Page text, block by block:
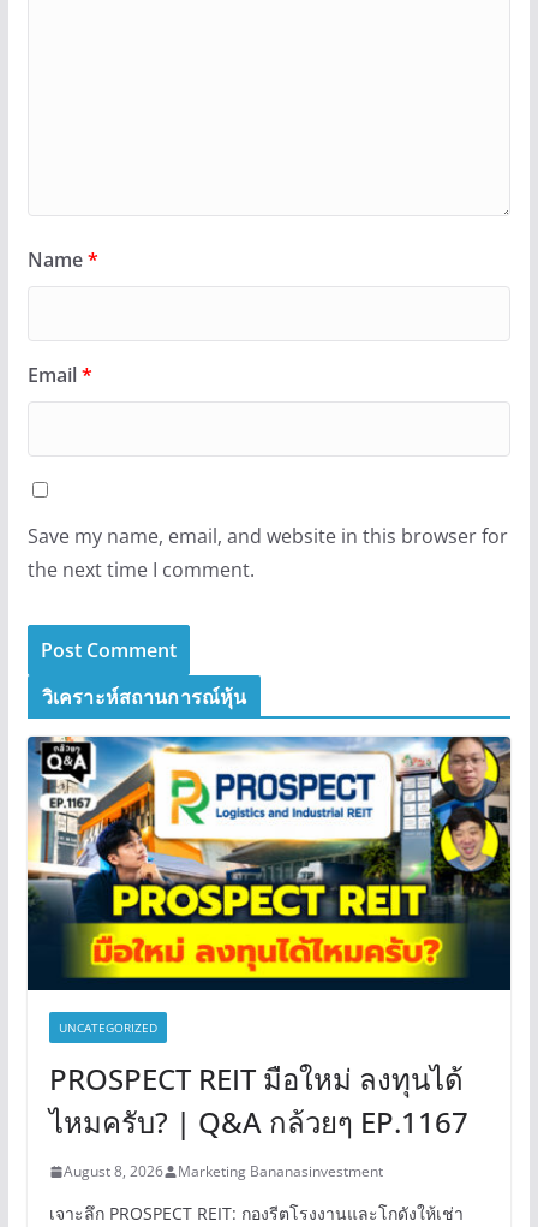
Name*
Email*
Save my name, email, and website in this browser for
the next time I comment.
วิเคราะห์สถานการณ์หุ้น
UNCATEGORIZED
PROSPECT REIT มือใหม่ ลงทุนได้
ไหมครับ? | Q&A กล้วยๆ EP.1167
August 8, 2026 Marketing Bananasinvestment
เจาะลึก PROSPECT REIT: กองรีตโรงงานและโกดังให้เช่า